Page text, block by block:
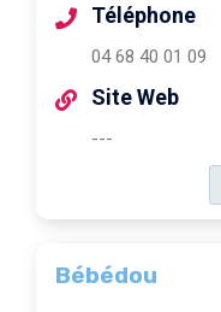
Téléphone
04 68 40 01 09
Site Web
---
Bébédou